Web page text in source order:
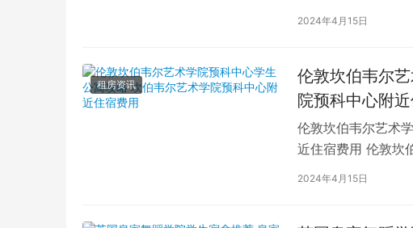
学生活中的一项关
2024年4月15日
租房资讯
伦敦坎伯韦尔
院预科中心附
伦敦坎伯韦尔艺术
近住宿费用 伦敦坎
2024年4月15日